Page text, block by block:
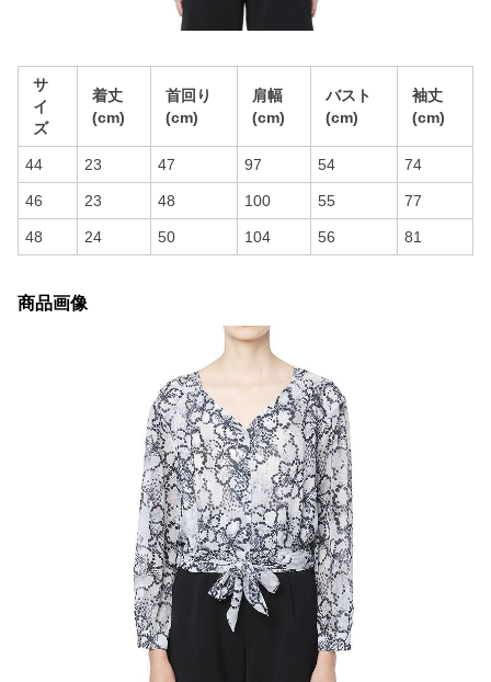
サ
イ
ズ
着丈
(cm)
首回り
(cm)
肩幅
(cm)
バスト
(cm)
袖丈
(cm)
44 23 47 97 54 74
46 23 48 100 55 77
48 24 50 104 56 81
商品画像